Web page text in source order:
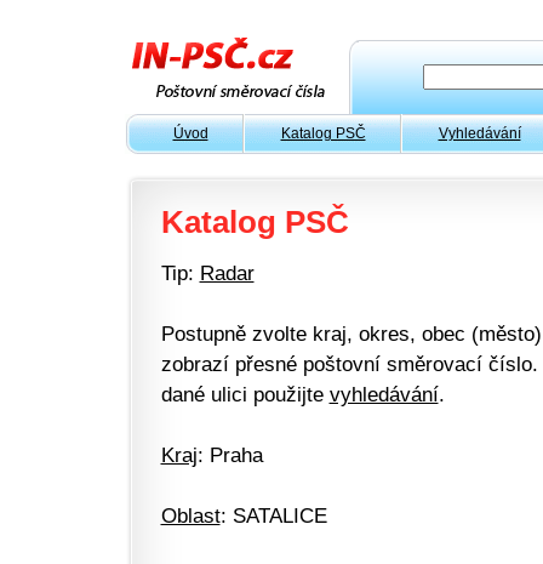
Úvod Katalog PSČ Vyhledávání
Katalog PSČ
Tip: Radar
Postupně zvolte kraj, okres, obec
zobrazí přesné poštovní směrovací
dané ulici použijte vyhledávání.
Kraj: Praha
Oblast: SATALICE